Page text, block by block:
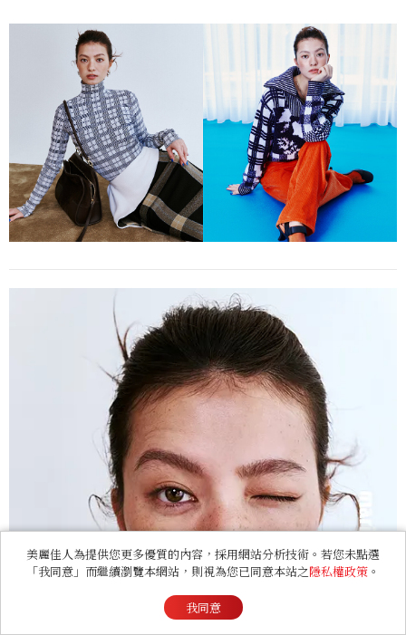
美麗佳人為提供您更多優質的內容，採用網站分析技術。若您未點選
「我同意」而繼續瀏覽本網站，則視為您已同意本站之隱私權政策 。
我同意